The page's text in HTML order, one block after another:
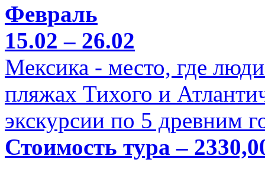
Февраль
15.02 – 26.02
Мексика - место, где
пляжах Тихого и
экскурсии по 5 древним
Стоимость тура –